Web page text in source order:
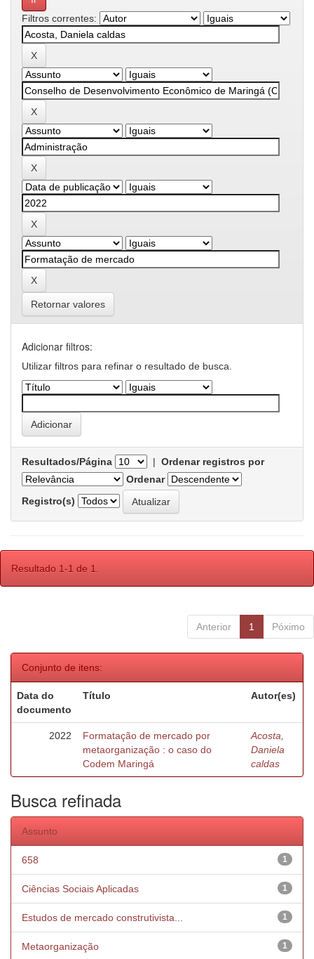
Filtros correntes:
Retornar valores
Adicionar filtros:
Utilizar filtros para refinar o resultado de busca.
Resultados/Página | Ordenar registros por
Ordenar
Registro(s)
Resultado 1-1 de 1.
Anterior 1 Póximo
Conjunto de itens:
Data do
documento
Título Autor(es)
2022
Formatação de mercado por
metaorganização : o caso do
Codem Maringá
Acosta,
Daniela
caldas
Busca refinada
Assunto
1
658
1
Ciências Sociais Aplicadas
1
Estudos de mercado construtivista...
1
Metaorganização